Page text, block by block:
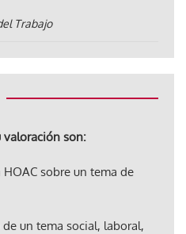
Trabajo
valoración son:
sobre un tema de
un tema social, laboral,